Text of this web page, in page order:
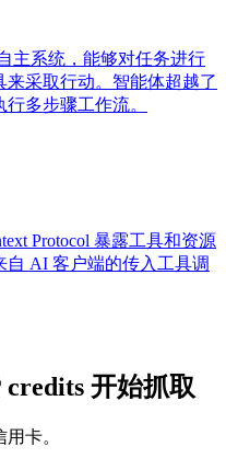
主系统，能够对任务进行
采取行动。智能体超越了
多步骤工作流。
Protocol 暴露工具和资源
AI 客户端的传入工具调
开始抓取
卡。